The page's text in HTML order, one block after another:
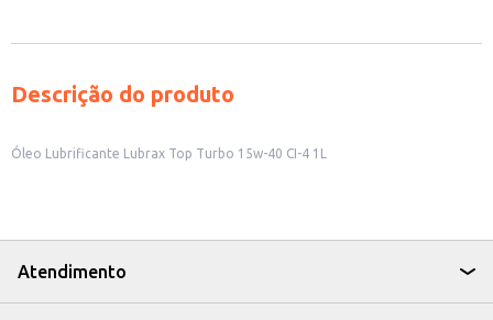
Descrição do produto
Óleo Lubrificante Lubrax Top Turbo 15w-40 CI-4 1L
Atendimento